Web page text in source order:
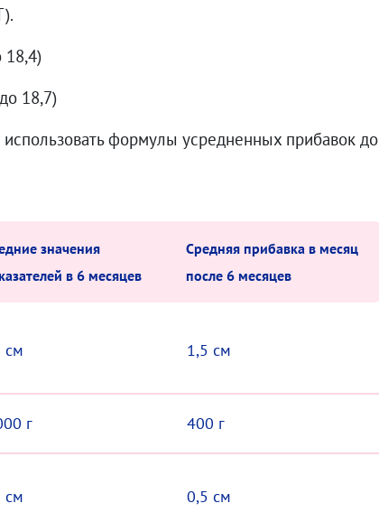
18,4)
18,7)
формулы усредненных прибавок до
значения
в 6 месяцев
Средняя прибавка в месяц
после 6 месяцев
см 1,5 см
г 400 г
см 0,5 см